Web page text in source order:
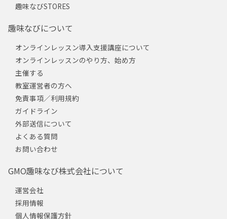
趣味なびSTORES
趣味なびについて
オンラインレッスン導入支援講座について
オンラインレッスンのやり方、始め方
主催する
教室運営者の方へ
免責事項／利用規約
ガイドライン
外部送信について
よくある質問
お問い合わせ
GMO趣味なび株式会社について
運営会社
採用情報
個人情報保護方針